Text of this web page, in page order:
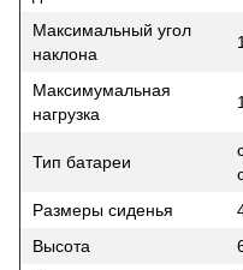
Максимальный угол
наклона
Максимумальная
нагрузка
Тип батареи
Размеры сиденья
Высота